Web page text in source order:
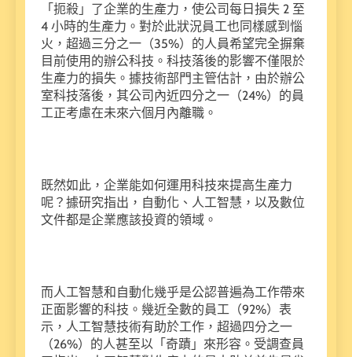
「扼殺」了企業的生產力，使公司每日損失 2 至
4 小時的生產力。對於此狀況員工也同樣感到惱
火，超過三分之一（35%）的人員希望完全摒棄
目前使用的辦公科技。科技落後的影響不僅限於
生產力的損失。據技術部門主管估計，由於辦公
室科技落後，其公司內近四分之一（24%）的員
工正考慮在未來六個月內離職。
既然如此，企業能如何運用科技來提高生產力
呢？據研究指出，自動化、人工智慧，以及數位
文件都是企業應該投資的領域。
而人工智慧和自動化幾乎是公認普遍為工作帶來
正面影響的科技。幾近全數的員工（92%）表
示，人工智慧技術有助於工作，超過四分之一
（26%）的人甚至以「奇蹟」來形容。受調查員